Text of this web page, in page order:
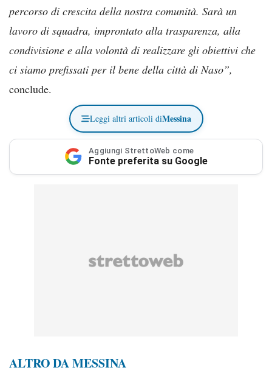
percorso di crescita della nostra comunità. Sarà un
lavoro di squadra, improntato alla trasparenza, alla
condivisione e alla volontà di realizzare gli obiettivi che
ci siamo prefissati per il bene della città di Naso”,
conclude.
Leggi altri articoli diMessina
Aggiungi StrettoWeb come
Fonte preferita su Google
ALTRO DA MESSINA